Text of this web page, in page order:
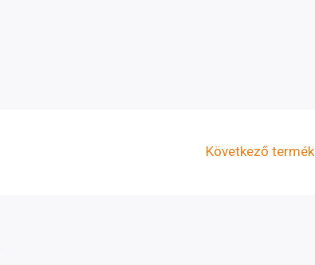
Következő termék